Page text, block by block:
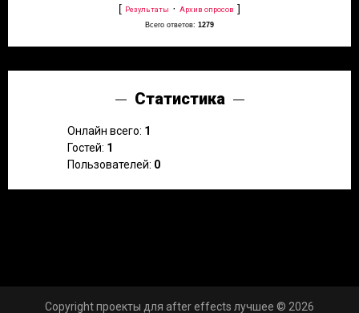
[ Результаты · Архив опросов ]
Всего ответов: 1279
Статистика
Онлайн всего: 1
Гостей: 1
Пользователей: 0
Copyright проекты для after effects лучшее © 2026